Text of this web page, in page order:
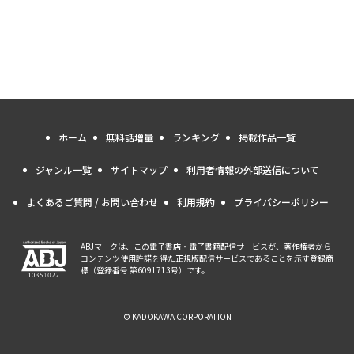
ホーム 無料話増量 ランキング 掲載作品一覧
ジャンル一覧 サイトマップ 利用者情報の外部送信について
よくあるご質問 / お問い合わせ 利用規約 プライバシーポリシー
ABJマークは、この電子書店・電子書籍配信サービスが、著作権者から
コンテンツ使用許諾を得た正規版配信サービスであることを示す登録商
標（登録番号 第6091713号）です。
© KADOKAWA CORPORATION